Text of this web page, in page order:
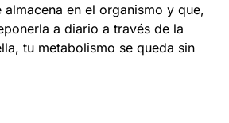
en el organismo y que,
a diario a través de la
tu metabolismo se queda sin